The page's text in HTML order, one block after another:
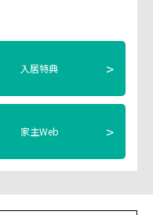
入居特典 >
家主Web >